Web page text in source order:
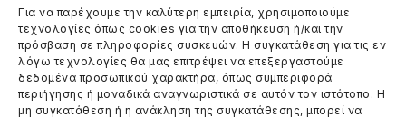
Για να παρέχουμε την καλύτερη εμπειρία, χρησιμοποιούμε
τεχνολογίες όπως cookies για την αποθήκευση ή/και την
πρόσβαση σε πληροφορίες συσκευών. Η συγκατάθεση για τις εν
λόγω τεχνολογίες θα μας επιτρέψει να επεξεργαστούμε
δεδομένα προσωπικού χαρακτήρα, όπως συμπεριφορά
περιήγησης ή μοναδικά αναγνωριστικά σε αυτόν τον ιστότοπο. Η
μη συγκατάθεση ή η ανάκληση της συγκατάθεσης, μπορεί να
Πολιτική Cookies (ΕΕ)
Στοιχεία Επικοινωνίας
Καλεσέ μας